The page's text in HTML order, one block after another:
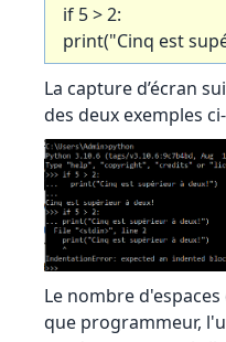
if 5 > 2:
print("Cinq est
La capture d’écran
des deux exemples
Le nombre
que programmeur,